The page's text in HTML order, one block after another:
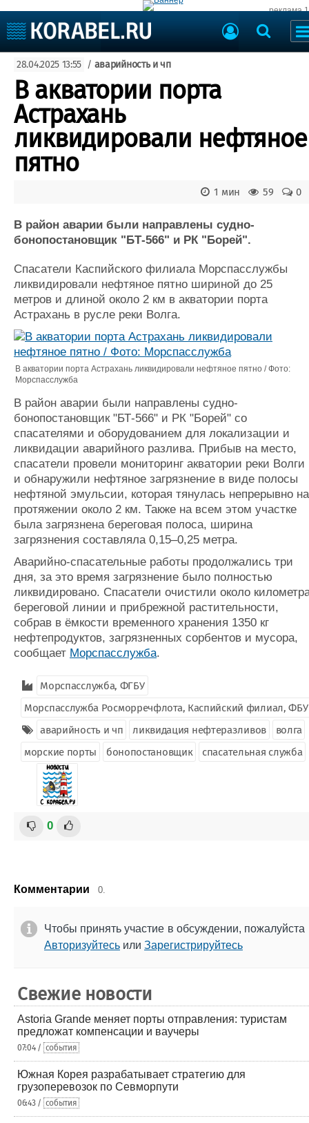
реклама
Судоходство
Судоремонт
События
Пресс-релизы
Порты
Рыболовство
ВМФ
Образование
Яхты и катера
Еще
Пульс
Новости
Репутация
Работа
Крюинг
Журнал
Реклама
Доска объявлений
Продажа флота
Изделия
Материалы
Услуги
Конференции
Выставки и семинары
Личности
Словарь
Форум
Отзывы
Все службы
28.04.2025 13:55 / аварийность и чп
В акватории порта
Астрахань
ликвидировали нефтяное
пятно
0
59
1 мин
В район аварии были направлены судно-
бонопостановщик "БТ-566" и РК "Борей".
Спасатели Каспийского филиала Морспасслужбы
ликвидировали нефтяное пятно шириной до 25
метров и длиной около 2 км в акватории порта
Астрахань в русле реки Волга.
В акватории порта Астрахань ликвидировали нефтяное пятно / Фото:
Морспасслужба
В район аварии были направлены судно-
бонопостановщик "БТ-566" и РК "Борей" со
спасателями и оборудованием для локализации и
ликвидации аварийного разлива. Прибыв на место,
спасатели провели мониторинг акватории реки Волги
и обнаружили нефтяное загрязнение в виде полосы
нефтяной эмульсии, которая тянулась непрерывно на
протяжении около 2 км. Также на всем этом участке
была загрязнена береговая полоса, ширина
загрязнения составляла 0,15–0,25 метра.
Аварийно-спасательные работы продолжались три
дня, за это время загрязнение было полностью
ликвидировано. Спасатели очистили около
береговой линии и прибрежной растительности,
собрав в ёмкости временного хранения 1350 кг
нефтепродуктов, загрязненных сорбентов и мусора,
сообщает Морспасслужба.
Морспасслужба, ФГБУ
Морспасслужба Росморречфлота, Каспийский филиал, ФБУ
аварийность и чп
ликвидация нефтеразливов
волга
морские порты
бонопостановщик спасательная служба
0
Комментарии 0.
Чтобы принять участие в обсуждении, пожалуйста
Авторизуйтесь или Зарегистрируйтесь
Свежие новости
Astoria Grande меняет порты отправления: туристам
предложат компенсации и ваучеры
07:04 / события
Южная Корея разрабатывает стратегию для
грузоперевозок по Севморпути
06:43 / события